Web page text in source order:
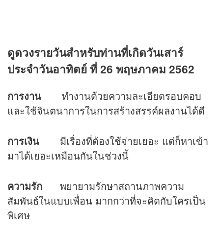
ดูดวงรายวันสำหรับท่านที่เกิดวันเสาร์
ประจำวันอาทิตย์ ที่ 26 พฤษภาคม 2562
การงาน ทำงานด้วยความละเอียดรอบคอบ
และใช้จินตนาการในการสร้างสรรค์ผลงานได้ดี
การเงิน มีเรื่องที่ต้องใช้จ่ายเยอะ แต่ก็หาเข้า
มาได้เยอะเหมือนกันในช่วงนี้
ความรัก พยายามรักษาสถานภาพความ
สัมพันธ์ในแบบเพื่อน มากกว่าที่จะคิดกับใครเป็น
พิเศษ